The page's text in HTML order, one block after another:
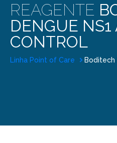
REAGENTE
DENGUE NS1
CONTROL
Linha Point of Care Boditech